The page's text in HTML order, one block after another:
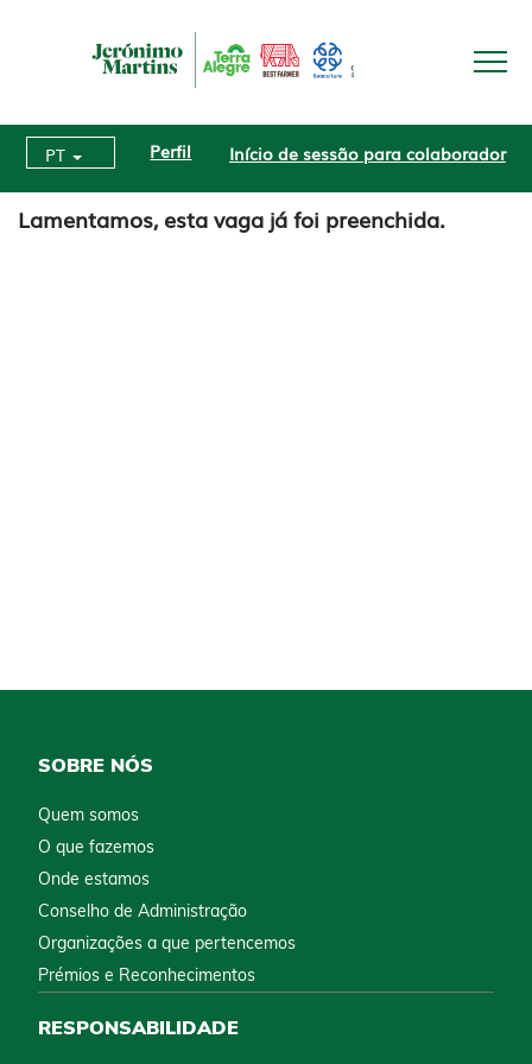
PT Perfil Início de sessão para colaborador
Lamentamos, esta vaga já foi preenchida.
SOBRE NÓS
Quem somos
O que fazemos
Onde estamos
Conselho de Administração
Organizações a que pertencemos
Prémios e Reconhecimentos
RESPONSABILIDADE